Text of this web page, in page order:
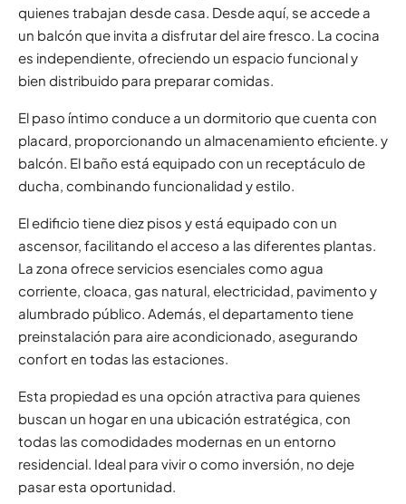
quienes trabajan desde casa. Desde aquí, se accede a
un balcón que invita a disfrutar del aire fresco. La cocina
es independiente, ofreciendo un espacio funcional y
bien distribuido para preparar comidas.
El paso íntimo conduce a un dormitorio que cuenta con
placard, proporcionando un almacenamiento eficiente. y
balcón. El baño está equipado con un receptáculo de
ducha, combinando funcionalidad y estilo.
El edificio tiene diez pisos y está equipado con un
ascensor, facilitando el acceso a las diferentes plantas.
La zona ofrece servicios esenciales como agua
corriente, cloaca, gas natural, electricidad, pavimento y
alumbrado público. Además, el departamento tiene
preinstalación para aire acondicionado, asegurando
confort en todas las estaciones.
Esta propiedad es una opción atractiva para quienes
buscan un hogar en una ubicación estratégica, con
todas las comodidades modernas en un entorno
residencial. Ideal para vivir o como inversión, no deje
pasar esta oportunidad.